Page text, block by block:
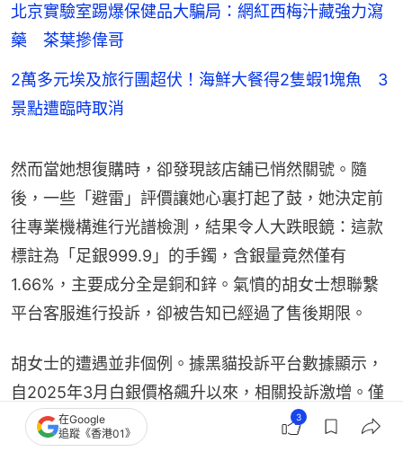
北京實驗室踢爆保健品大騙局：網紅西梅汁藏強力瀉
藥 茶葉摻偉哥
2萬多元埃及旅行團超伏！海鮮大餐得2隻蝦1塊魚 3
景點遭臨時取消
然而當她想復購時，卻發現該店舖已悄然關號。隨
後，一些「避雷」評價讓她心裏打起了鼓，她決定前
往專業機構進行光譜檢測，結果令人大跌眼鏡：這款
標註為「足銀999.9」的手鐲，含銀量竟然僅有
1.66%，主要成分全是銅和鋅。氣憤的胡女士想聯繫
平台客服進行投訴，卻被告知已經過了售後期限。
胡女士的遭遇並非個例。據黑貓投訴平台數據顯示，
自2025年3月白銀價格飆升以來，相關投訴激增。僅
2025年9月至2026年3月半年間，投訴量按年大幅增
在Google
追蹤《香港01》
3